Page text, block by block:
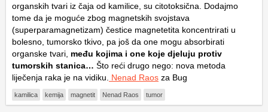
organskih tvari iz čaja od kamilice, su citotoksična. Dodajmo
tome da je moguće zbog magnetskih svojstava
(superparamagnetizam) čestice magnetetita koncentrirati u
bolesno, tumorsko tkivo, pa još da one mogu absorbirati
organske tvari, među kojima i one koje djeluju protiv
tumorskih stanica… Što reći drugo nego: nova metoda
liječenja raka je na vidiku.
Nenad Raos za Bug
kamilica kemija magnetit Nenad Raos tumor